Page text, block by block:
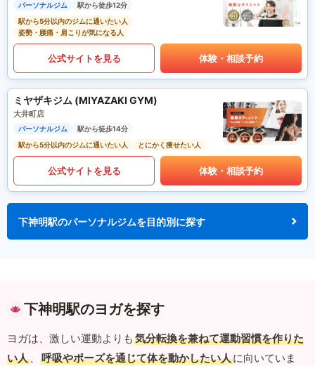
パーソナルジム
駅から徒歩12分
駅から5分以内のジムに通いたい人
姿勢・腰痛・肩こりが気になる人
公式サイトを見る 体験・相談予約
ミヤザキジム (MIYAZAKI GYM)
大井町店
パーソナルジム
駅から徒歩14分
駅から5分以内のジムに通いたい人
とにかく痩せたい人
公式サイトを見る 体験・相談予約
下神明駅のパーソナルジムを目的別に探す
下神明駅のヨガを探す
ヨガは、激しい運動よりも 気分転換を兼ねて運動習慣を作りた
い人 、 呼吸やポーズを通じて体を動かしたい人に向いていま